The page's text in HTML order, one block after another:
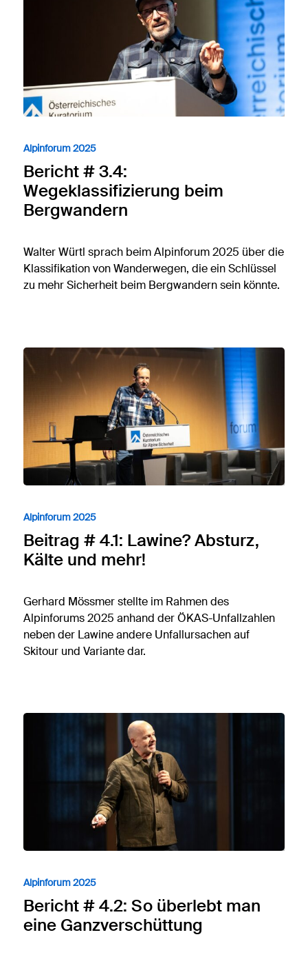
Alpinforum 2025
Bericht # 3.4:
Wegeklassifizierung beim
Bergwandern
Walter Würtl sprach beim Alpinforum 2025 über die
Klassifikation von Wanderwegen, die ein Schlüssel
zu mehr Sicherheit beim Bergwandern sein könnte.
Alpinforum 2025
Beitrag # 4.1: Lawine? Absturz,
Kälte und mehr!
Gerhard Mössmer stellte im Rahmen des
Alpinforums 2025 anhand der ÖKAS-Unfallzahlen
neben der Lawine andere Unfallursachen auf
Skitour und Variante dar.
Alpinforum 2025
Bericht # 4.2: So überlebt man
eine Ganzverschüttung